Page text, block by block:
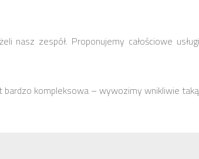
nasz zespół. Proponujemy całościowe
kompleksowa – wywozimy wnikliwie